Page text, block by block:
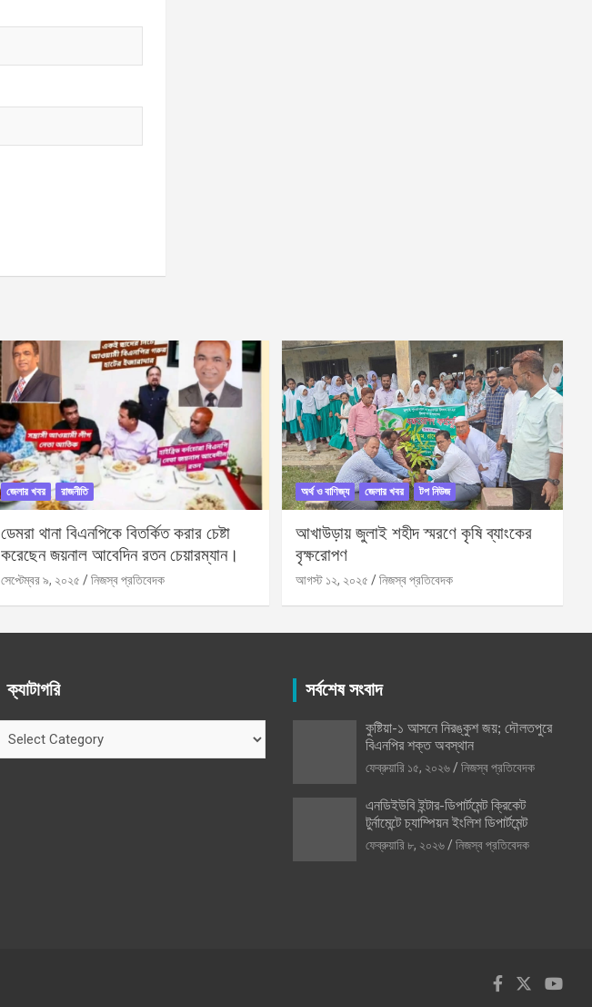
জেলার খবর রাজনীতি
ডেমরা থানা বিএনপিকে বিতর্কিত করার চেষ্টা
করেছেন জয়নাল আবেদিন রতন চেয়ারম্যান।
সেপ্টেম্বর ৯, ২০২৫ নিজস্ব প্রতিবেদক
অর্থ ও বাণিজ্য জেলার খবর টপ নিউজ
আখাউড়ায় জুলাই শহীদ স্মরণে কৃষি ব্যাংকের
বৃক্ষরোপণ
আগস্ট ১২, ২০২৫ নিজস্ব প্রতিবেদক
ক্যাটাগরি সর্বশেষ সংবাদ
কুষ্টিয়া-১ আসনে নিরঙ্কুশ জয়; দৌলতপুরে
বিএনপির শক্ত অবস্থান
ফেব্রুয়ারি ১৫, ২০২৬
নিজস্ব প্রতিবেদক
এনডিইউবি ইন্টার-ডিপার্টমেন্ট ক্রিকেট
টুর্নামেন্টে চ্যাম্পিয়ন ইংলিশ ডিপার্টমেন্ট
ফেব্রুয়ারি ৮, ২০২৬
নিজস্ব প্রতিবেদক